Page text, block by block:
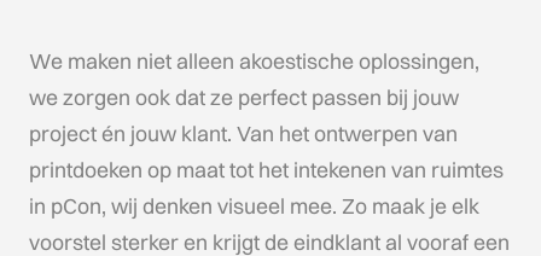
We maken niet alleen akoestische oplossingen,
we zorgen ook dat ze perfect passen bij jouw
project én jouw klant. Van het ontwerpen van
printdoeken op maat tot het intekenen van ruimtes
in pCon, wij denken visueel mee. Zo maak je elk
voorstel sterker en krijgt de eindklant al vooraf een